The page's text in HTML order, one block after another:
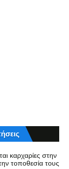
καρχαρίες στην
τοποθεσία τους